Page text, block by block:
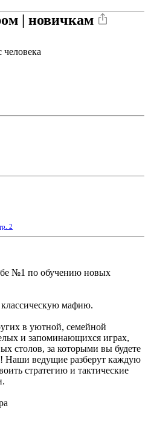
| новичкам
человека
2
№1 по обучению новых
мафию.
в уютной, семейной
и запоминающихся играх,
столов, за которыми вы будете
Наши ведущие разберут каждую
стратегию и тактические